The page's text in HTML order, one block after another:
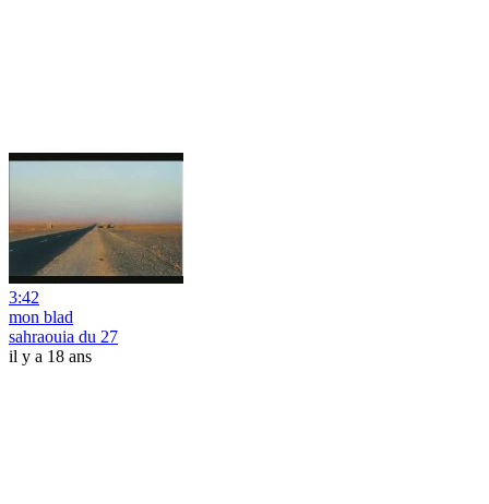
3:42
mon blad
sahraouia du 27
il y a 18 ans